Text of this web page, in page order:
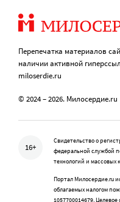
Перепечатка материалов
наличии активной
miloserdie.ru
© 2024 – 2026. Милосердие.ru
16+
Свидетельство о
федеральной службой
технологий и массовых
Портал Милосердие.ru
облагаемых налогом
1057700014679,